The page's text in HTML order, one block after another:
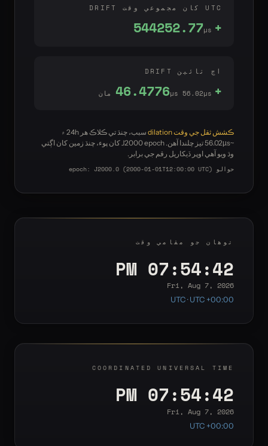
UTC کان مجموعي وقت DRIFT
+544252.77
µs
اڄ تائين DRIFT
+46.4782 µs 56.02µs مان
ڪشش ثقل جي وقت dilation
سبب، چنڌ تي ڪلاڪ هر 24h ۾
~56.02µs تيز چلندا آهن. J2000 epoch کان پوء، چنڌ زمين کان اڳتي
وڌ ويو آھي اوپر ڏيکاريل رقم جي برابر.
حوالو epoch: J2000.0 (2000-01-01T12:00:00 UTC)
توھان جو مقامي وقت
07:54:43 PM
Fri, Aug 7, 2026
UTC · UTC +00:00
COORDINATED UNIVERSAL TIME
07:54:43 PM
Fri, Aug 7, 2026
UTC +00:00